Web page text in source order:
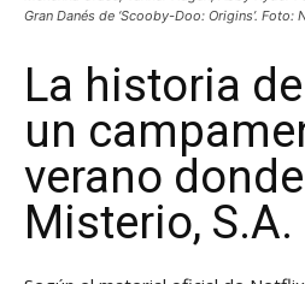
Gran Danés de ‘Scooby-Doo: Origins’. Foto:
La historia
un
verano
Misterio, S.A.